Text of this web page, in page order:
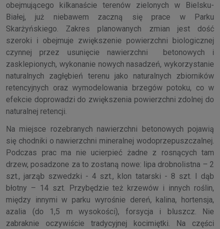
obejmującego kilkanaście terenów zielonych w Bielsku-
Białej, już niebawem zaczną się prace w Parku
Skarżyńskiego. Zakres planowanych zmian jest dość
szeroki i obejmuje zwiększenie powierzchni biologicznej
czynnej przez usunięcie nawierzchni betonowych i
zasklepionych, wykonanie nowych nasadzeń, wykorzystanie
naturalnych zagłębień terenu jako naturalnych zbiorników
retencyjnych oraz wymodelowania brzegów potoku, co w
efekcie doprowadzi do zwiększenia powierzchni zdolnej do
naturalnej retencji.
Na miejsce rozebranych nawierzchni betonowych pojawią
się chodniki o nawierzchni mineralnej wodoprzepuszczalnej.
Podczas prac ma nie ucierpieć żadne z rosnących tam
drzew, posadzone za to zostaną nowe: lipa drobnolistna – 2
szt., jarząb szwedzki - 4 szt., klon tatarski - 8 szt. I dąb
błotny – 14 szt. Przybędzie też krzewów i innych roślin,
między innymi w parku wyrośnie dereń, kalina, hortensja,
azalia (do 1,5 m wysokości), forsycja i bluszcz. Nie
zabraknie oczywiście tradycyjnej kocimiętki. Na części